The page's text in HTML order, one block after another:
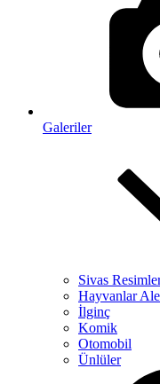
Galeriler
Sivas
Hayvanlar
İlginç
Komik
Otomobil
Ünlüler